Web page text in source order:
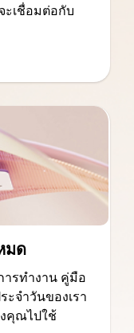
ะเชื่อมต่อกับ
มด
รทำงาน คู่มือ
จำวันของเรา
งคุณไปใช้